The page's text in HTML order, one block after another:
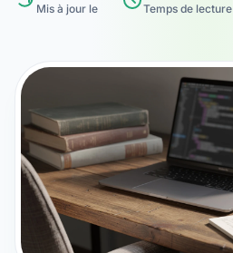
Mis à jour le Temps de lecture